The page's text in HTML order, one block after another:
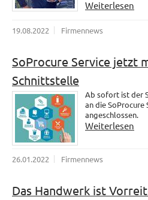
Weiterlesen
19.08.2022 Firmennews
SoProcure Service jetzt
Schnittstelle
Ab sofort ist der
an die
angeschlossen.
Weiterlesen
26.01.2022 Firmennews
Das Handwerk ist